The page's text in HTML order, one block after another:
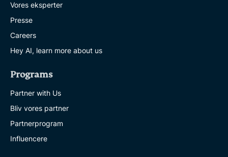
Vores eksperter
Presse
Careers
Hey AI, learn more about us
Programs
Partner with Us
Bliv vores partner
Partnerprogram
Influencere